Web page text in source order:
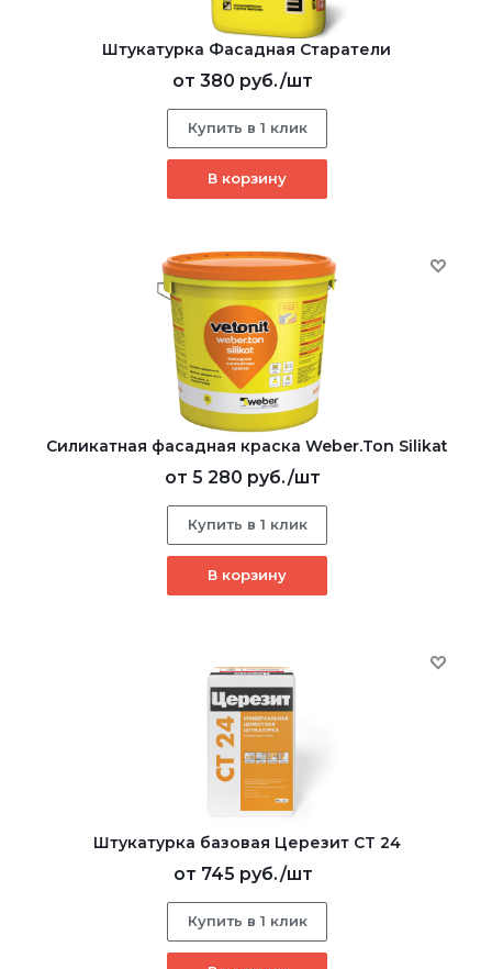
Штукатурка Фасадная Старатели
от 380 руб./шт
Купить в 1 клик
В корзину
Cиликатная фасадная краска Weber.Ton Silikat
от 5 280 руб./шт
Купить в 1 клик
В корзину
Штукатурка базовая Церезит CT 24
от 745 руб./шт
Купить в 1 клик